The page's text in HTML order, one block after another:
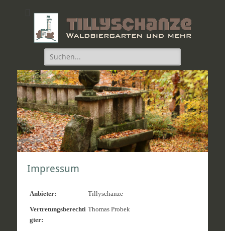
Die Tillyschanze
Waldbiergarten und mehr!
Suche
nach:
Impressum
Anbieter: Tillyschanze
Vertretungsberechti
gter:
Thomas Probek